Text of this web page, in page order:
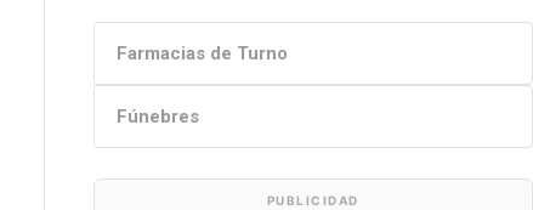
Farmacias de Turno
Fúnebres
PUBLICIDAD